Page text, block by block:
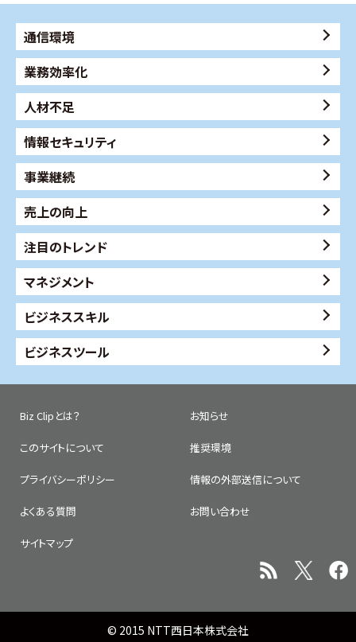
通信環境
業務効率化
人材不足
情報セキュリティ
事業継続
売上の向上
注目のトレンド
マネジメント
ビジネススキル
ビジネスツール
Biz Clipとは？ お知らせ
このサイトについて 推奨環境
プライバシーポリシー 情報の外部送信について
よくある質問 お問い合わせ
サイトマップ
© 2015 NTT西日本株式会社